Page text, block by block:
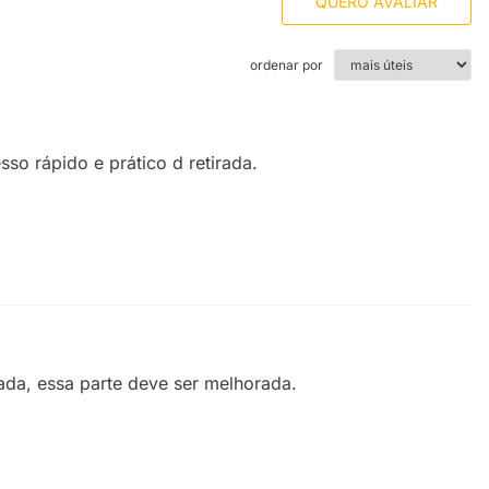
ordenar por
rápido e prático d retirada.
essa parte deve ser melhorada.